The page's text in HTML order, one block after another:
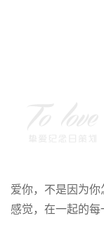
爱你，不是因为
感觉，在一起的每